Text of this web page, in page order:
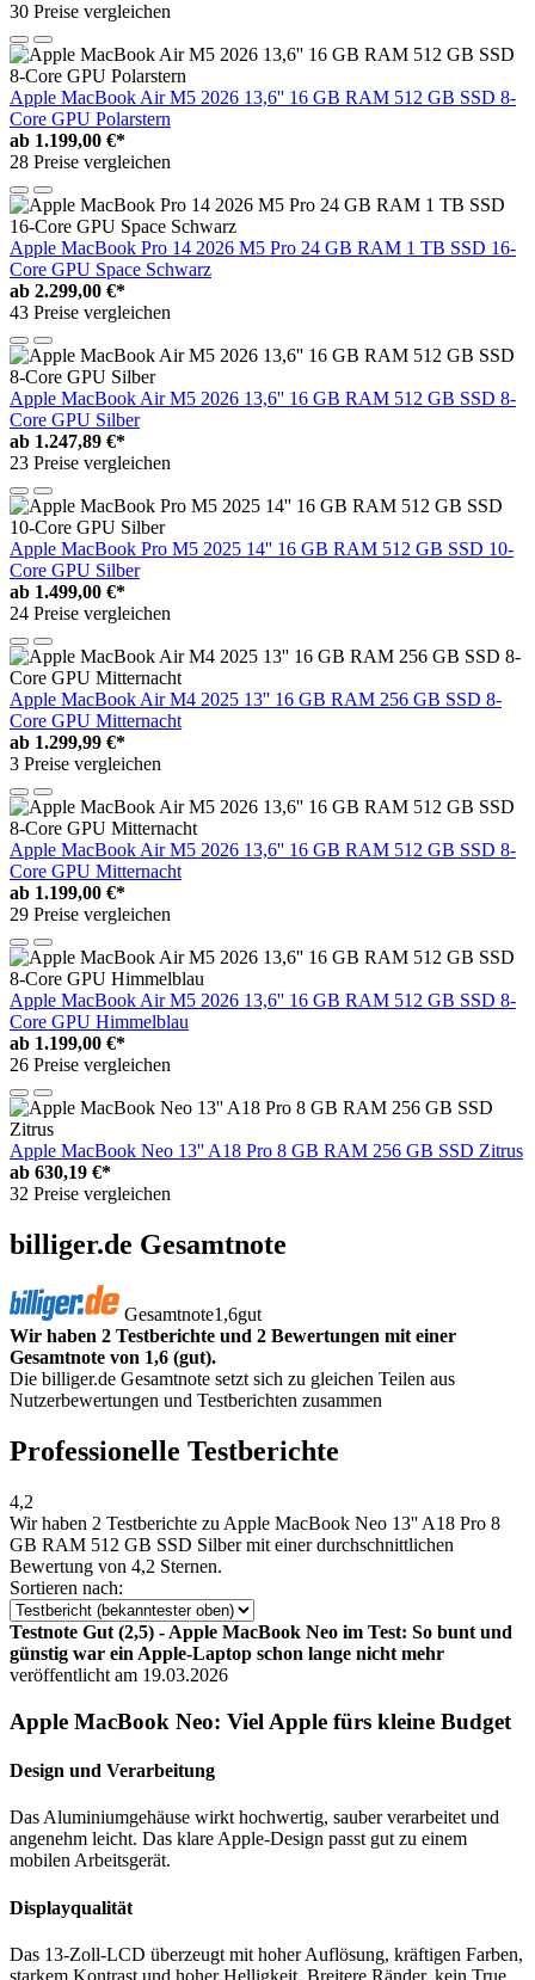
30 Preise vergleichen
Apple MacBook Air M5 2026 13,6'' 16 GB RAM 512 GB SSD 8-
Core GPU Polarstern
ab 1.199,00 €*
28 Preise vergleichen
Apple MacBook Pro 14 2026 M5 Pro 24 GB RAM 1 TB SSD 16-
Core GPU Space Schwarz
ab 2.299,00 €*
43 Preise vergleichen
Apple MacBook Air M5 2026 13,6'' 16 GB RAM 512 GB SSD 8-
Core GPU Silber
ab 1.247,89 €*
23 Preise vergleichen
Apple MacBook Pro M5 2025 14'' 16 GB RAM 512 GB SSD 10-
Core GPU Silber
ab 1.499,00 €*
24 Preise vergleichen
Apple MacBook Air M4 2025 13'' 16 GB RAM 256 GB SSD 8-
Core GPU Mitternacht
ab 1.299,99 €*
3 Preise vergleichen
Apple MacBook Air M5 2026 13,6'' 16 GB RAM 512 GB SSD 8-
Core GPU Mitternacht
ab 1.199,00 €*
29 Preise vergleichen
Apple MacBook Air M5 2026 13,6'' 16 GB RAM 512 GB SSD 8-
Core GPU Himmelblau
ab 1.199,00 €*
26 Preise vergleichen
Apple MacBook Neo 13'' A18 Pro 8 GB RAM 256 GB SSD Zitrus
ab 630,19 €*
32 Preise vergleichen
billiger.de Gesamtnote
Gesamtnote1,6gut
Wir haben 2 Testberichte und 2 Bewertungen mit einer
Gesamtnote von 1,6 (gut).
Die billiger.de Gesamtnote setzt sich zu gleichen Teilen aus
Nutzerbewertungen und Testberichten zusammen
Professionelle Testberichte
4,2
Wir haben 2 Testberichte zu Apple MacBook Neo 13'' A18 Pro 8
GB RAM 512 GB SSD Silber mit einer durchschnittlichen
Bewertung von 4,2 Sternen.
Sortieren nach:
Testnote Gut (2,5) - Apple MacBook Neo im Test: So bunt und
günstig war ein Apple-Laptop schon lange nicht mehr
veröffentlicht am 19.03.2026
Apple MacBook Neo: Viel Apple fürs kleine Budget
Design und Verarbeitung
Das Aluminiumgehäuse wirkt hochwertig, sauber verarbeitet und
angenehm leicht. Das klare Apple-Design passt gut zu einem
mobilen Arbeitsgerät.
Displayqualität
Das 13-Zoll-LCD überzeugt mit hoher Auflösung, kräftigen Farben,
starkem Kontrast und hoher Helligkeit. Breitere Ränder, kein True